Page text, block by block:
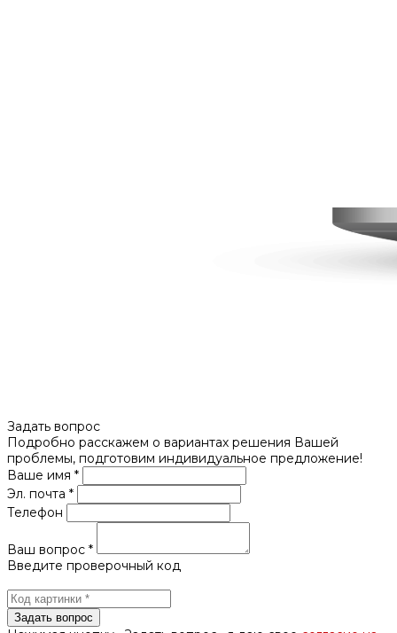
Задать вопрос
Подробно расскажем о вариантах решения Вашей
проблемы, подготовим индивидуальное предложение!
Ваше имя *
Эл. почта *
Телефон
Ваш вопрос *
Введите проверочный код